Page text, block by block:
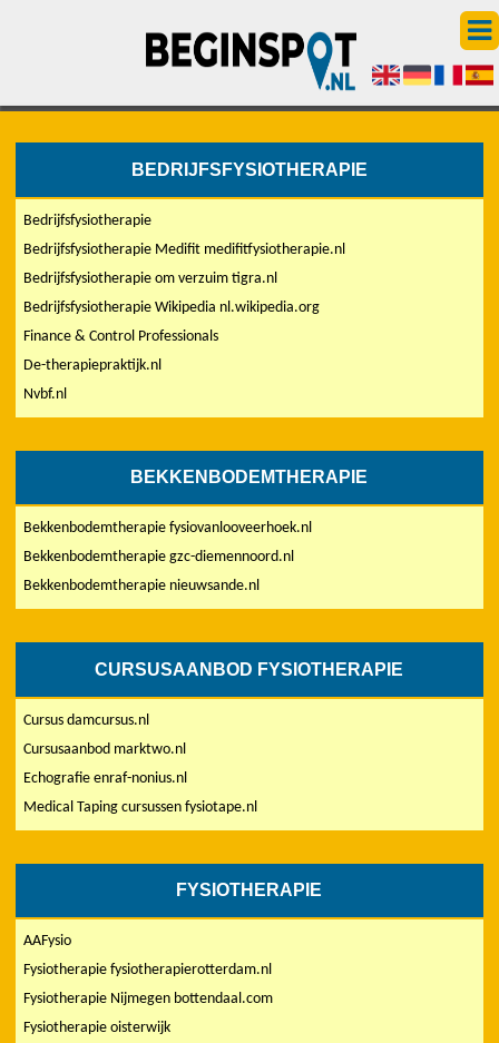
BEDRIJFSFYSIOTHERAPIE
Bedrijfsfysiotherapie
Bedrijfsfysiotherapie Medifit medifitfysiotherapie.nl
Bedrijfsfysiotherapie om verzuim tigra.nl
Bedrijfsfysiotherapie Wikipedia nl.wikipedia.org
Finance & Control Professionals
De-therapiepraktijk.nl
Nvbf.nl
BEKKENBODEMTHERAPIE
Bekkenbodemtherapie fysiovanlooveerhoek.nl
Bekkenbodemtherapie gzc-diemennoord.nl
Bekkenbodemtherapie nieuwsande.nl
CURSUSAANBOD FYSIOTHERAPIE
Cursus damcursus.nl
Cursusaanbod marktwo.nl
Echografie enraf-nonius.nl
Medical Taping cursussen fysiotape.nl
FYSIOTHERAPIE
AAFysio
Fysiotherapie fysiotherapierotterdam.nl
Fysiotherapie Nijmegen bottendaal.com
Fysiotherapie oisterwijk